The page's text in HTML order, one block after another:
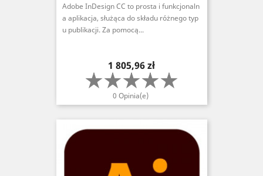
Adobe InDesign CC to prosta i funkcjonaln
a aplikacja, służąca do składu różnego typ
u publikacji. Za pomocą...
Cena
1 805,96 zł
0 Opinia(e)